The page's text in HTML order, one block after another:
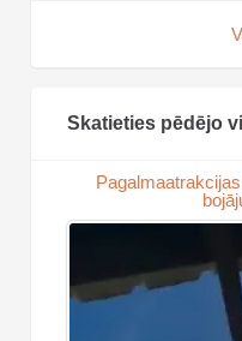
Skatieties pēdējo